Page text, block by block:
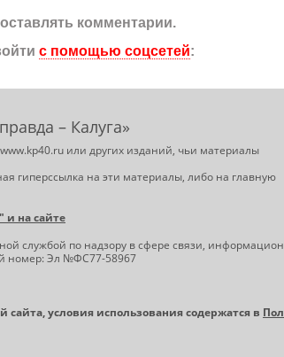
комментарии.
с помощью соцсетей:
– Калуга»
или других изданий, чьи материалы
гиперссылка на эти материалы, либо на главную
и на сайте
службой по надзору в сфере связи,
номер: Эл №ФС77-58967
сайта, условия использования содержатся в